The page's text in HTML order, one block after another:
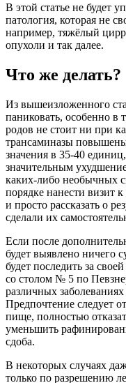
В этой статье не будет
патология, которая не
например, тяжёлый
опухоли и так далее.
Что же делать?
Из вышеизложенного
паниковать, особенно в
родов не стоит ни при
трансаминазы
значения в 35-40
значительным
каких-либо необычных
порядке нанести визит
и просто рассказать о
сделали их
Если после
будет выявлено ничего
будет последить за
со столом № 5 по
различных
Предпочтение следует
пище, полностью
уменьшить
сдоба.
В некоторых случаях
только по разрешению